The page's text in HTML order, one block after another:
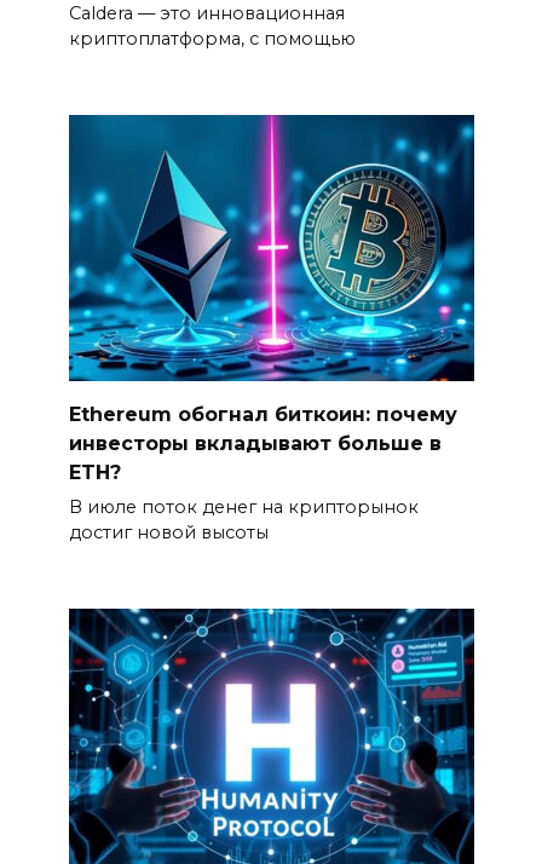
Caldera — это инновационная
криптоплатформа, с помощью
Ethereum обогнал биткоин: почему
инвесторы вкладывают больше в
ETH?
В июле поток денег на крипторынок
достиг новой высоты